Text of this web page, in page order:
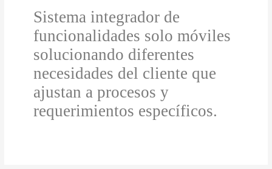
Sistema integrador de
funcionalidades solo móviles
solucionando diferentes
necesidades del cliente que
ajustan a procesos y
requerimientos específicos.